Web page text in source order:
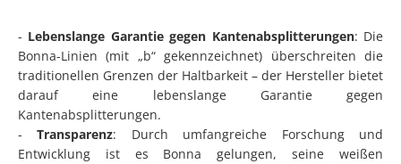
- Lebenslange Garantie gegen Kantenabsplitterungen: Die
Bonna-Linien (mit „b“ gekennzeichnet) überschreiten die
traditionellen Grenzen der Haltbarkeit – der Hersteller bietet
darauf eine lebenslange Garantie gegen
Kantenabsplitterungen.
-Transparenz: Durch umfangreiche Forschung und
Entwicklung ist es Bonna gelungen, seine weißen